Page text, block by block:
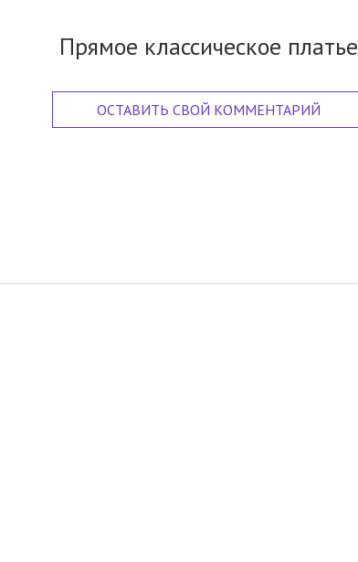
Прямое классическое платье
ОСТАВИТЬ СВОЙ КОММЕНТАРИЙ